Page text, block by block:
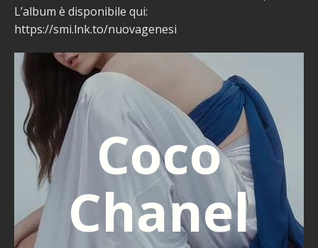
L’album è disponibile qui:
https://smi.lnk.to/nuovagenesi
Coco
Chanel